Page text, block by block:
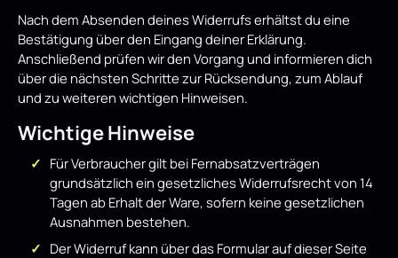
Nach dem Absenden deines Widerrufs erhältst du eine
Bestätigung über den Eingang deiner Erklärung.
Anschließend prüfen wir den Vorgang und informieren dich
über die nächsten Schritte zur Rücksendung, zum Ablauf
und zu weiteren wichtigen Hinweisen.
Wichtige Hinweise
Für Verbraucher gilt bei Fernabsatzverträgen
grundsätzlich ein gesetzliches Widerrufsrecht von 14
Tagen ab Erhalt der Ware, sofern keine gesetzlichen
Ausnahmen bestehen.
Der Widerruf kann über das Formular auf dieser Seite